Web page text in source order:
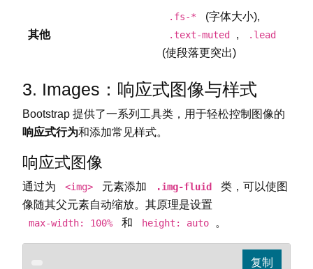
其他
.fs-* (字体大小),
.text-muted , .lead
(使段落更突出)
3. Images：响应式图像与样式
Bootstrap 提供了一系列工具类，用于轻松控制图像的
响应式行为和添加常见样式。
响应式图像
通过为 <img> 元素添加 .img-fluid
类，可以使图
像随其父元素自动缩放。其原理是设置
max-width: 100% 和 height: auto 。